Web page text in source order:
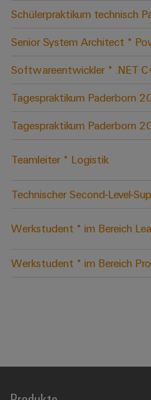
Schülerpraktikum technisch
Senior System Architect *
Softwareentwickler * .NET
Tagespraktikum Paderborn
Tagespraktikum Paderborn
Teamleiter * Logistik
Technischer Second-Level-
Werkstudent * im Bereich
Werkstudent * im Bereich